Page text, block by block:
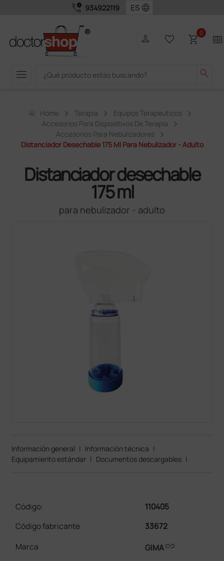
call_quality 934922119 language
menu search
person favorite_border shopping_cart0 two_pager
home Home Terapia
Equipos Terapeuticos
Accesorios Para Dispositivos De Terapia
Accesorios Para Nebulizadores
Distanciador Desechable 175 Ml Para Nebulizador - Adulto
Distanciador desechable
175 ml
para nebulizador - adulto
Información general | Información técnica |
Equipamiento estándar | Documentos descargables |
Código:
110405
Código fabricante
33672
Marca
GIMAlink